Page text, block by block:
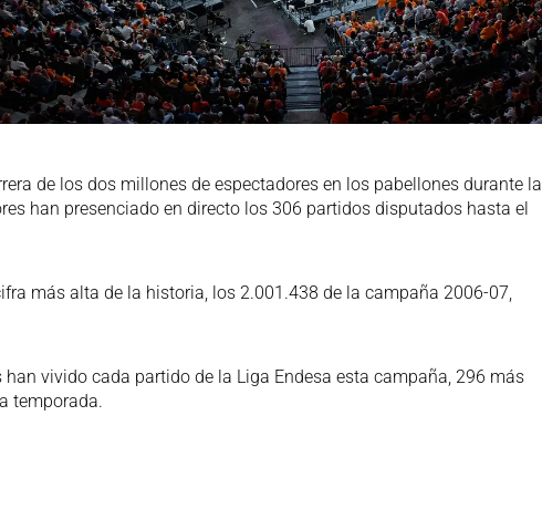
de los dos millones de espectadores en los pabellones durante la
han presenciado en directo los 306 partidos disputados hasta el
más alta de la historia, los 2.001.438 de la campaña 2006-07,
vivido cada partido de la Liga Endesa esta campaña, 296 más
temporada.